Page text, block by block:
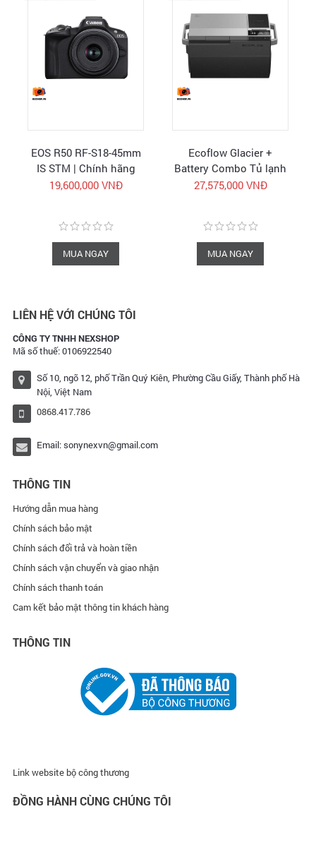
EOS R50 RF-S18-45mm
IS STM | Chính hãng
Canon Vietnam
19,600,000 VNĐ
MUA NGAY
Ecoflow Glacier +
Battery Combo Tủ lạnh
di động Camping kèm
27,575,000 VNĐ
MUA NGAY
LIÊN HỆ VỚI CHÚNG TÔI
CÔNG TY TNHH NEXSHOP
Mã số thuế: 0106922540
Số 10, ngõ 12, phố Trần Quý Kiên, Phường Cầu Giấy, Thành phố Hà
Nội, Việt Nam
0868.417.786
Email:sonynexvn@gmail.com
THÔNG TIN
Hướng dẫn mua hàng
Chính sách bảo mật
Chính sách đổi trả và hoàn tiền
Chính sách vận chuyển và giao nhận
Chính sách thanh toán
Cam kết bảo mật thông tin khách hàng
THÔNG TIN
Link website bộ công thương
ĐỒNG HÀNH CÙNG CHÚNG TÔI